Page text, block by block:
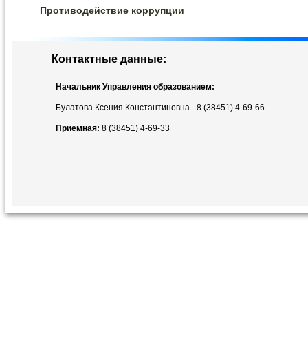
Противодействие коррупции
Контактные данные:
Начальник Управления образованием:
Булатова Ксения Константиновна - 8 (38451) 4-69-66
Приемная: 8 (38451) 4-69-33